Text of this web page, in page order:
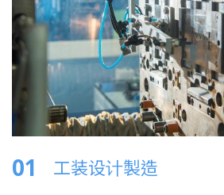
01 工装设计製造